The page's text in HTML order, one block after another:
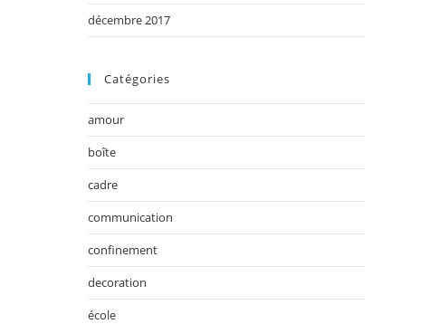
décembre 2017
Catégories
amour
boîte
cadre
communication
confinement
decoration
école